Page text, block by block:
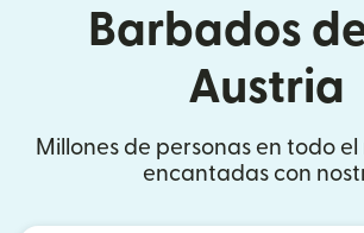
Barbados
Austria
Millones de personas en todo
encantadas con